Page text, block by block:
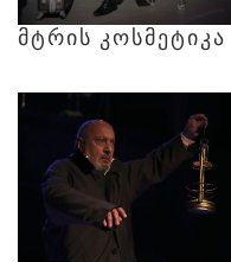
ᲛᲢᲠᲘᲡ ᲙᲝᲡᲛᲔᲢᲘᲙᲐ